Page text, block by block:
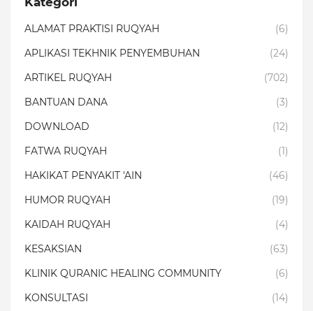
ALAMAT PRAKTISI RUQYAH
(6)
APLIKASI TEKHNIK PENYEMBUHAN
(24)
ARTIKEL RUQYAH
(702)
BANTUAN DANA
(3)
DOWNLOAD
(12)
FATWA RUQYAH
(1)
HAKIKAT PENYAKIT 'AIN
(46)
HUMOR RUQYAH
(19)
KAIDAH RUQYAH
(4)
KESAKSIAN
(63)
KLINIK QURANIC HEALING COMMUNITY
(6)
KONSULTASI
(14)